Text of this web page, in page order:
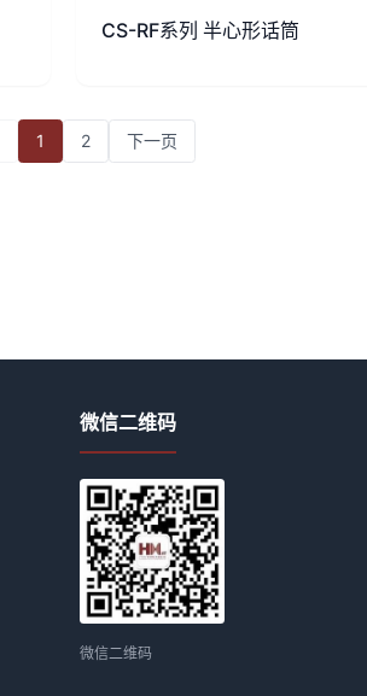
CS-RF系列 半心形话筒
1 2 下一页
微信二维码
微信二维码